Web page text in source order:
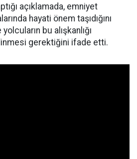
açıklamada, emniyet
hayati önem taşıdığını
bu alışkanlığı
gerektiğini ifade etti.